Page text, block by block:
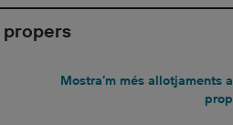
propers
Mostra’m més allotjaments a
prop